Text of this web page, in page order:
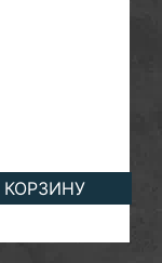
КОРЗИНУ